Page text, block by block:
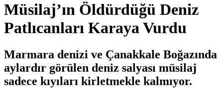
Müsilaj’ın Öldürdüğü Deniz
Patlıcanları Karaya Vurdu
Marmara denizi ve Çanakkale Boğazında
aylardır görülen deniz salyası müsilaj
sadece kıyıları kirletmekle kalmıyor.